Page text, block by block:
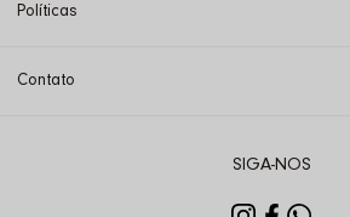
Políticas
Contato
SIGA-NOS